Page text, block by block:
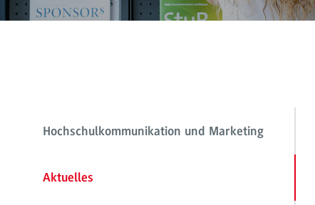
Hochschulkommunikation und Marketing
Aktuelles